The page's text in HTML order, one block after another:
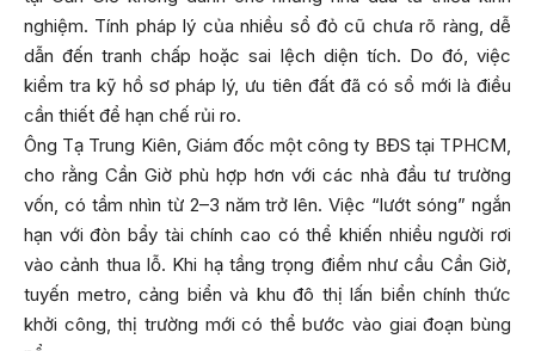
nghiệm. Tính pháp lý của nhiều sổ đỏ cũ chưa rõ ràng, dễ
dẫn đến tranh chấp hoặc sai lệch diện tích. Do đó, việc
kiểm tra kỹ hồ sơ pháp lý, ưu tiên đất đã có sổ mới là điều
cần thiết để hạn chế rủi ro.
Ông Tạ Trung Kiên, Giám đốc một công ty BĐS tại TPHCM,
cho rằng Cần Giờ phù hợp hơn với các nhà đầu tư trường
vốn, có tầm nhìn từ 2–3 năm trở lên. Việc “lướt sóng” ngắn
hạn với đòn bẩy tài chính cao có thể khiến nhiều người rơi
vào cảnh thua lỗ. Khi hạ tầng trọng điểm như cầu Cần Giờ,
tuyến metro, cảng biển và khu đô thị lấn biển chính thức
khởi công, thị trường mới có thể bước vào giai đoạn bùng